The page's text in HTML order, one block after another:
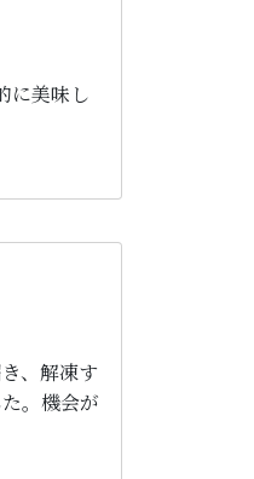
に美味し
、解凍す
。機会が